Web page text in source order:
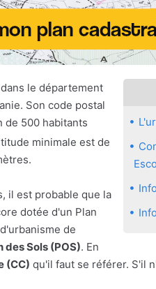
le département
Son code postal
de 500 habitants
minimale est de
il est probable que la
dotée d'un Plan
de
des Sols (POS). En
(CC) qu'il faut se référer. S'il